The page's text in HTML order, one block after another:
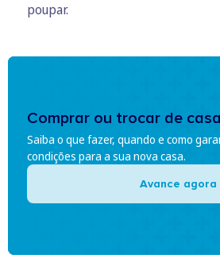
poupar.
Comprar ou trocar de
Saiba o que fazer, quando e como
condições para a sua nova casa.
Avance agora